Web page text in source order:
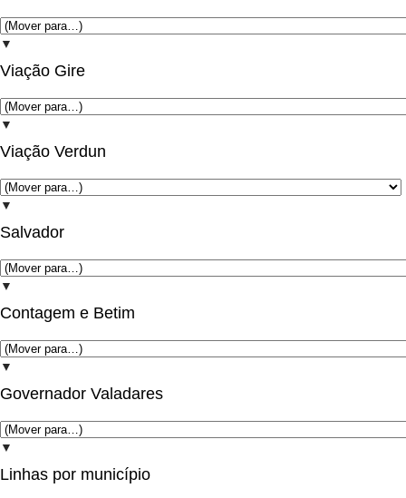
▼
Viação Gire
▼
Viação Verdun
▼
Salvador
▼
Contagem e Betim
▼
Governador Valadares
▼
Linhas por município